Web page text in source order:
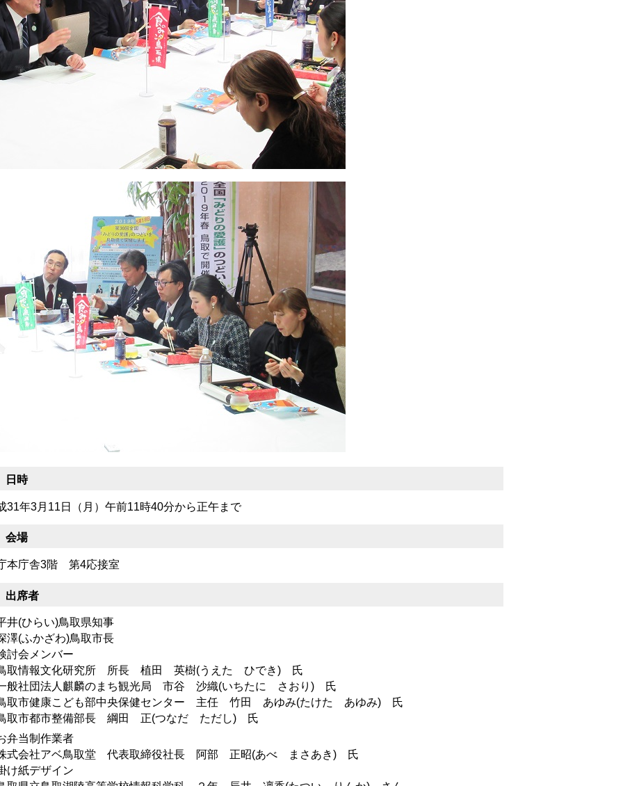
時
31年3月11日（月）午前11時40分から正午まで
場
本庁舎3階 第4応接室
席者
井(ひらい)鳥取県知事
澤(ふかざわ)鳥取市長
討会メンバー
情報文化研究所 所長 植田 英樹(うえた ひでき) 氏
社団法人麒麟のまち観光局 市谷 沙織(いちたに さおり) 氏
市健康こども部中央保健センター 主任 竹田 あゆみ(たけた あゆみ) 氏
市都市整備部長 綱田 正(つなだ ただし) 氏
弁当制作業者
会社アベ鳥取堂 代表取締役社長 阿部 正昭(あべ まさあき) 氏
け紙デザイン